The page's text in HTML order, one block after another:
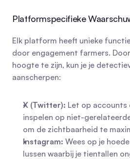
Platformspecifieke
Elk platform heeft unieke
door engagement farmers.
hoogte te zijn, kun je je
aanscherpen:
X (Twitter): Let op accounts
inspelen op niet-
om de zichtbaarheid te
Instagram: Wees op je
lussen waarbij je tientallen